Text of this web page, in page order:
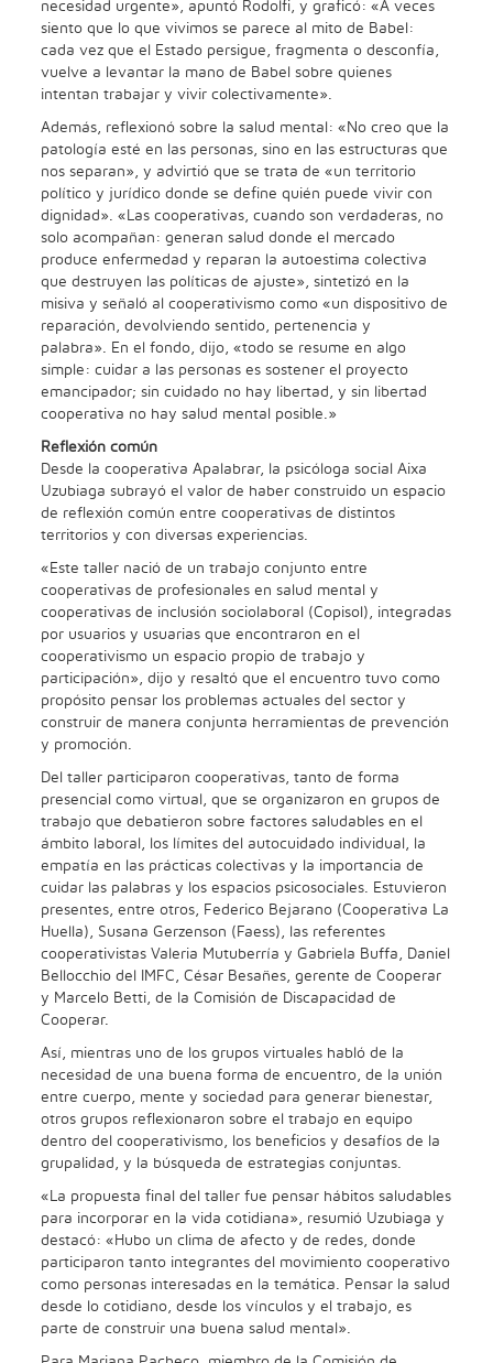
necesidad urgente», apuntó Rodolfi, y graficó: «A veces
siento que lo que vivimos se parece al mito de Babel:
cada vez que el Estado persigue, fragmenta o desconfía,
vuelve a levantar la mano de Babel sobre quienes
intentan trabajar y vivir colectivamente».
Además, reflexionó sobre la salud mental: «No creo que la
patología esté en las personas, sino en las estructuras que
nos separan», y advirtió que se trata de «un territorio
político y jurídico donde se define quién puede vivir con
dignidad». «Las cooperativas, cuando son verdaderas, no
solo acompañan: generan salud donde el mercado
produce enfermedad y reparan la autoestima colectiva
que destruyen las políticas de ajuste», sintetizó en la
misiva y señaló al cooperativismo como «un dispositivo de
reparación, devolviendo sentido, pertenencia y
palabra». En el fondo, dijo, «todo se resume en algo
simple: cuidar a las personas es sostener el proyecto
emancipador; sin cuidado no hay libertad, y sin libertad
cooperativa no hay salud mental posible.»
Reflexión común
Desde la cooperativa Apalabrar, la psicóloga social Aixa
Uzubiaga subrayó el valor de haber construido un espacio
de reflexión común entre cooperativas de distintos
territorios y con diversas experiencias.
«Este taller nació de un trabajo conjunto entre
cooperativas de profesionales en salud mental y
cooperativas de inclusión sociolaboral (Copisol), integradas
por usuarios y usuarias que encontraron en el
cooperativismo un espacio propio de trabajo y
participación», dijo y resaltó que el encuentro tuvo como
propósito pensar los problemas actuales del sector y
construir de manera conjunta herramientas de prevención
y promoción.
Del taller participaron cooperativas, tanto de forma
presencial como virtual, que se organizaron en grupos de
trabajo que debatieron sobre factores saludables en el
ámbito laboral, los límites del autocuidado individual, la
empatía en las prácticas colectivas y la importancia de
cuidar las palabras y los espacios psicosociales. Estuvieron
presentes, entre otros, Federico Bejarano (Cooperativa La
Huella), Susana Gerzenson (Faess), las referentes
cooperativistas Valeria Mutuberría y Gabriela Buffa, Daniel
Bellocchio del IMFC, César Besañes, gerente de Cooperar
y Marcelo Betti, de la Comisión de Discapacidad de
Cooperar.
Así, mientras uno de los grupos virtuales habló de la
necesidad de una buena forma de encuentro, de la unión
entre cuerpo, mente y sociedad para generar bienestar,
otros grupos reflexionaron sobre el trabajo en equipo
dentro del cooperativismo, los beneficios y desafíos de la
grupalidad, y la búsqueda de estrategias conjuntas.
«La propuesta final del taller fue pensar hábitos saludables
para incorporar en la vida cotidiana», resumió Uzubiaga y
destacó: «Hubo un clima de afecto y de redes, donde
participaron tanto integrantes del movimiento cooperativo
como personas interesadas en la temática. Pensar la salud
desde lo cotidiano, desde los vínculos y el trabajo, es
parte de construir una buena salud mental».